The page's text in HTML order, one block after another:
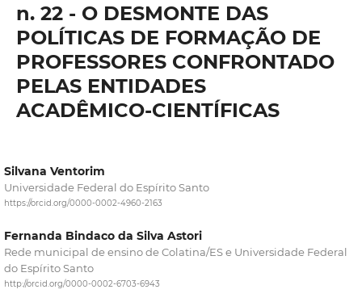
n. 22 - O DESMONTE DAS
POLÍTICAS DE FORMAÇÃO DE
PROFESSORES CONFRONTADO
PELAS ENTIDADES
ACADÊMICO-CIENTÍFICAS
Silvana Ventorim
Universidade Federal do Espírito Santo
https://orcid.org/0000-0002-4960-2163
Fernanda Bindaco da Silva Astori
Rede municipal de ensino de Colatina/ES e Universidade Federal
do Espírito Santo
http://orcid.org/0000-0002-6703-6943